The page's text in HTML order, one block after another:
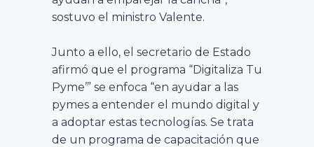
sostuvo el ministro Valente.
Junto a ello, el secretario de Estado
afirmó que el programa “Digitaliza Tu
Pyme’” se enfoca “en ayudar a las
pymes a entender el mundo digital y
a adoptar estas tecnologías. Se trata
de un programa de capacitación que